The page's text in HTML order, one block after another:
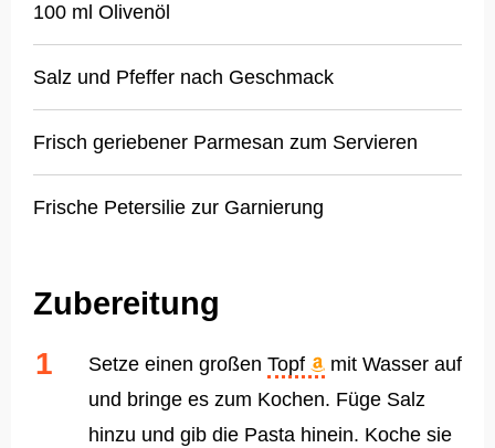
100 ml Olivenöl
Salz und Pfeffer nach Geschmack
Frisch geriebener Parmesan zum Servieren
Frische Petersilie zur Garnierung
Zubereitung
Setze einen großen Topf
mit Wasser auf
und bringe es zum Kochen. Füge Salz
hinzu und gib die Pasta hinein. Koche sie